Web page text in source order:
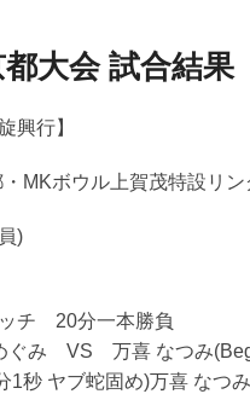
大会 試合結果
興行】
MKボウル上賀茂特設リン
)
チ 20分一本勝負
ぐみ VS 万喜 なつみ
1秒 ヤブ蛇固め)万喜 なつ